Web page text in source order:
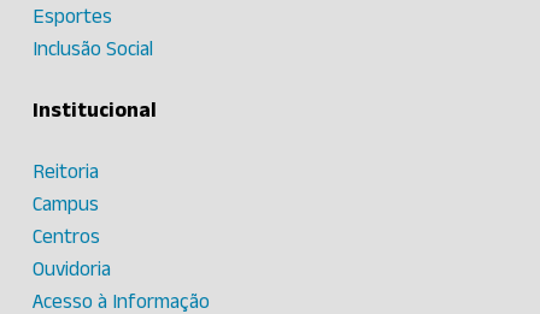
Esportes
Inclusão Social
Institucional
Reitoria
Campus
Centros
Ouvidoria
Acesso à Informação